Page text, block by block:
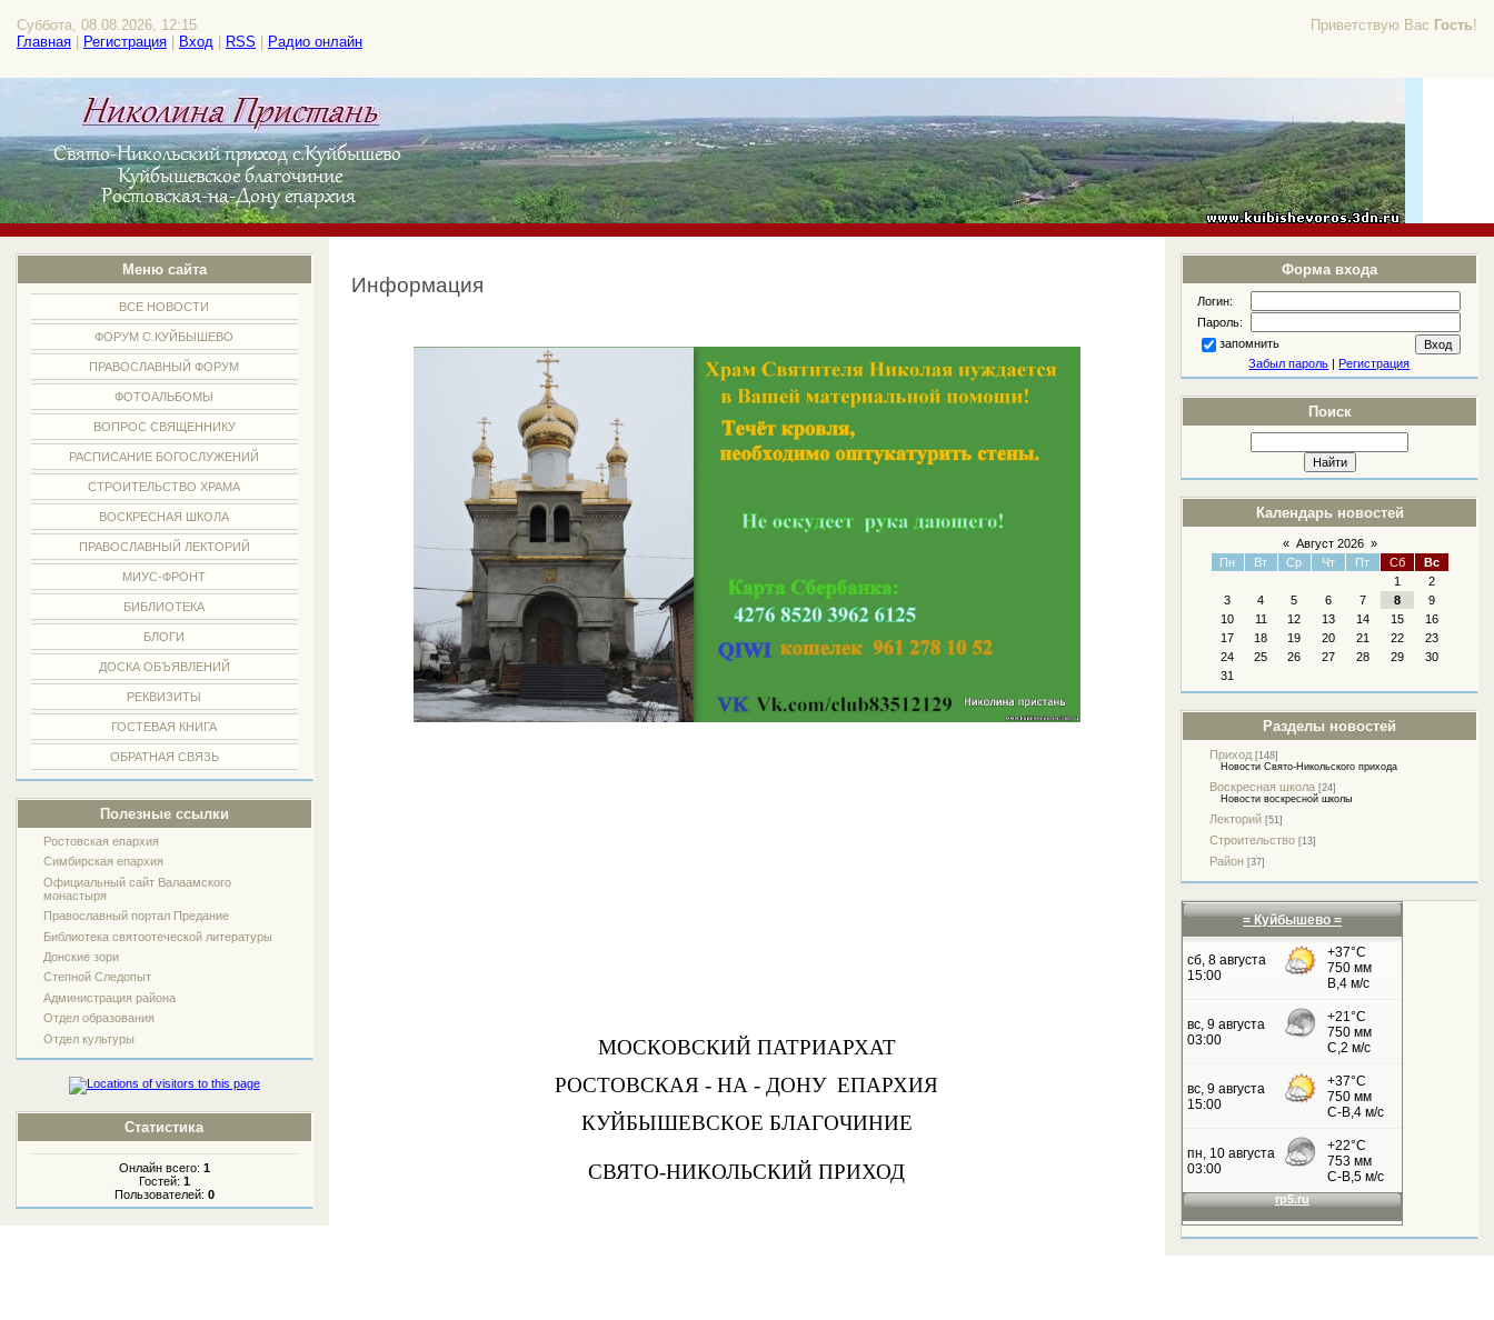
Приветствую Вас Гость!
Суббота, 08.08.2026, 12:15
Главная
Регистрация Вход RSS Радио онлайн
Меню сайта
ВСЕ НОВОСТИ
ФОРУМ С.КУЙБЫШЕВО
ПРАВОСЛАВНЫЙ ФОРУМ
ФОТОАЛЬБОМЫ
ВОПРОС СВЯЩЕННИКУ
РАСПИСАНИЕ БОГОСЛУЖЕНИЙ
СТРОИТЕЛЬСТВО ХРАМА
ВОСКРЕСНАЯ ШКОЛА
ПРАВОСЛАВНЫЙ ЛЕКТОРИЙ
МИУС-ФРОНТ
БИБЛИОТЕКА
БЛОГИ
ДОСКА ОБЪЯВЛЕНИЙ
РЕКВИЗИТЫ
ГОСТЕВАЯ КНИГА
ОБРАТНАЯ СВЯЗЬ
Полезные ссылки
Ростовская епархия
Симбирская епархия
Официальный сайт Валаамского
монастыря
Православный портал Предание
Библиотека святоотеческой литературы
Донские зори
Степной Следопыт
Администрация района
Отдел образования
Отдел культуры
Статистика
Онлайн всего: 1
Гостей: 1
Пользователей: 0
Форма входа
Логин:
Пароль:
запомнить
Забыл пароль |Регистрация
Поиск
Календарь новостей
« Август 2026 »
Пн
Вт Ср Чт Пт Сб
Вс
1
2
3
4 5 6 7 8
9
10
11 12 13 14 15
16
17
18 19 20 21 22
23
24
25 26 27 28 29
30
31
Разделы новостей
Приход [148]
Новости Свято-Никольского прихода
Воскресная школа [24]
Новости воскресной школы
Лекторий [51]
Строительство [13]
Район [37]
= Куйбышево =
Информация
МОСКОВСКИЙ ПАТРИАРХАТ
РОСТОВСКАЯ - НА - ДОНУ ЕПАРХИЯ
КУЙБЫШЕВСКОЕ БЛАГОЧИНИЕ
СВЯТО-НИКОЛЬСКИЙ ПРИХОД